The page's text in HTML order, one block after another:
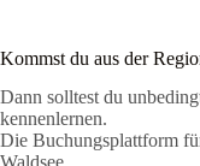
Kommst du aus der
Dann solltest du
kennenlernen.
Die Buchungsplattform